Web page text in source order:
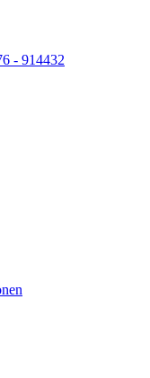
- 914432